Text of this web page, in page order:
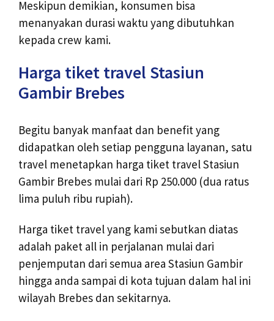
Meskipun demikian, konsumen bisa
menanyakan durasi waktu yang dibutuhkan
kepada crew kami.
Harga tiket travel Stasiun
Gambir Brebes
Begitu banyak manfaat dan benefit yang
didapatkan oleh setiap pengguna layanan, satu
travel menetapkan harga tiket travel Stasiun
Gambir Brebes mulai dari Rp 250.000 (dua ratus
lima puluh ribu rupiah).
Harga tiket travel yang kami sebutkan diatas
adalah paket all in perjalanan mulai dari
penjemputan dari semua area Stasiun Gambir
hingga anda sampai di kota tujuan dalam hal ini
wilayah Brebes dan sekitarnya.